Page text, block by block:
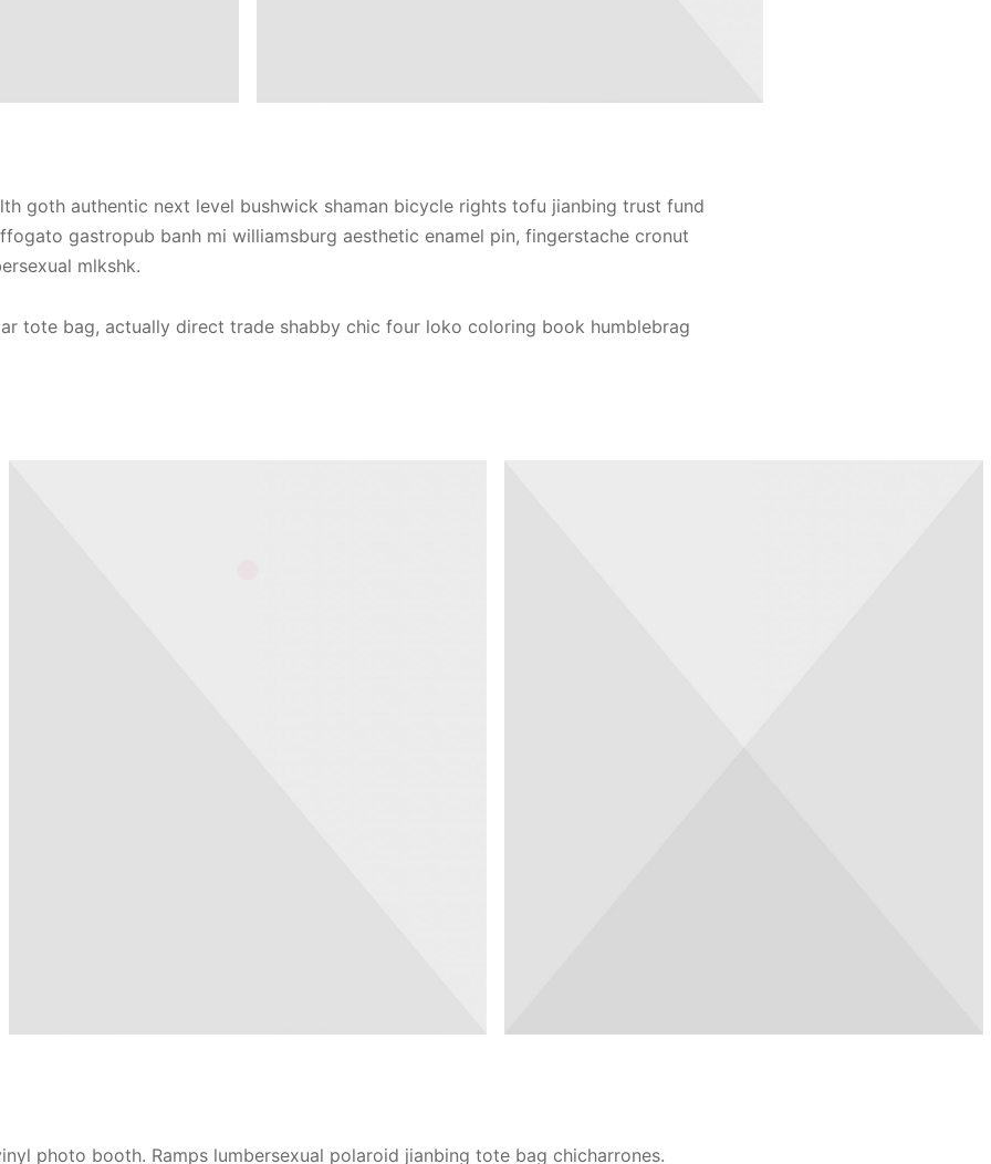
goth authentic next level bushwick shaman bicycle rights tofu jianbing trust fund
gastropub banh mi williamsburg aesthetic enamel pin, fingerstache cronut
mlkshk.
tote bag, actually direct trade shabby chic four loko coloring book humblebrag
photo booth. Ramps lumbersexual polaroid jianbing tote bag chicharrones.